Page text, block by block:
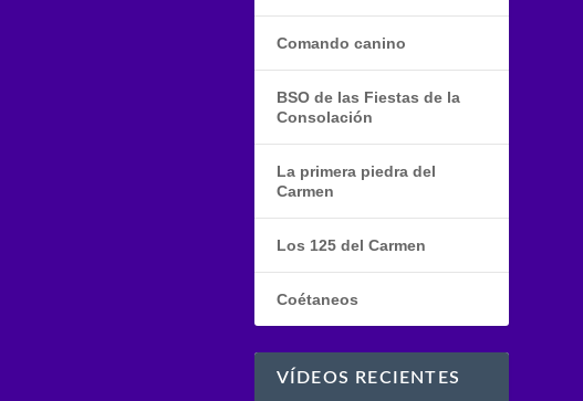
Comando canino
BSO de las Fiestas de la
Consolación
La primera piedra del
Carmen
Los 125 del Carmen
Coétaneos
VÍDEOS RECIENTES